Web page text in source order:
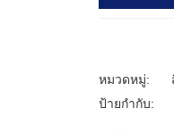
หมวดหมู่:
ป้ายกำกับ: